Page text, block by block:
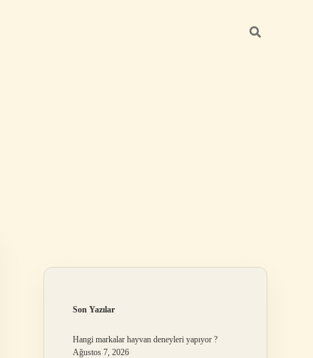
Son Yazılar
Hangi markalar hayvan deneyleri yapıyor ?
Ağustos 7, 2026